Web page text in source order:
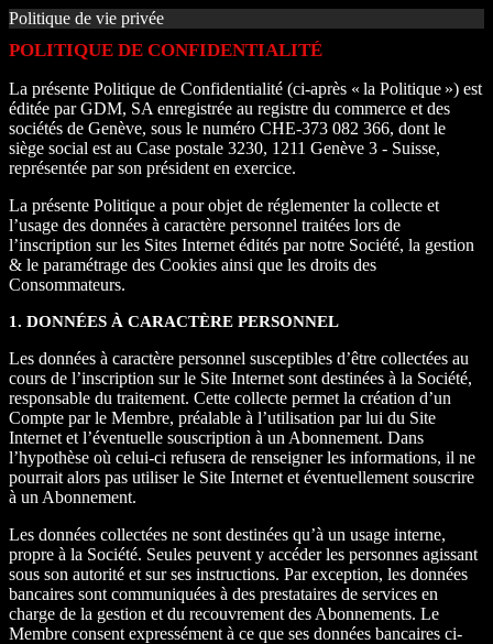
Politique de vie privée
POLITIQUE DE CONFIDENTIALITÉ
La présente Politique de Confidentialité (ci-après « la Politique ») est
éditée par GDM, SA enregistrée au registre du commerce et des
sociétés de Genève, sous le numéro CHE-373 082 366, dont le
siège social est au Case postale 3230, 1211 Genève 3 - Suisse,
représentée par son président en exercice.
La présente Politique a pour objet de réglementer la collecte et
l’usage des données à caractère personnel traitées lors de
l’inscription sur les Sites Internet édités par notre Société, la gestion
& le paramétrage des Cookies ainsi que les droits des
Consommateurs.
1. DONNÉES À CARACTÈRE PERSONNEL
Les données à caractère personnel susceptibles d’être collectées au
cours de l’inscription sur le Site Internet sont destinées à la Société,
responsable du traitement. Cette collecte permet la création d’un
Compte par le Membre, préalable à l’utilisation par lui du Site
Internet et l’éventuelle souscription à un Abonnement. Dans
l’hypothèse où celui-ci refusera de renseigner les informations, il ne
pourrait alors pas utiliser le Site Internet et éventuellement souscrire
à un Abonnement.
Les données collectées ne sont destinées qu’à un usage interne,
propre à la Société. Seules peuvent y accéder les personnes agissant
sous son autorité et sur ses instructions. Par exception, les données
bancaires sont communiquées à des prestataires de services en
charge de la gestion et du recouvrement des Abonnements. Le
Membre consent expressément à ce que ses données bancaires ci-